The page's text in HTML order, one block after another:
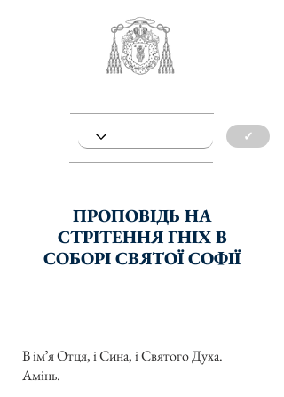
✓
ПРОПОВІДЬ НА
СТРІТЕННЯ ГНІХ В
СОБОРІ СВЯТОЇ СОФІЇ
В імʼя Отця, і Сина, і Святого Духа.
Амінь.